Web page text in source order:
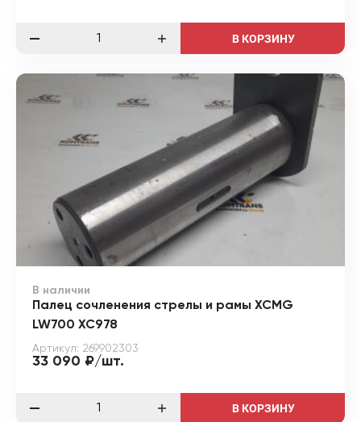
В КОРЗИНУ
В наличии
Палец сочленения стрелы и рамы XCMG
LW700 XC978
Артикул: 269902303
33 090 ₽/шт.
В КОРЗИНУ